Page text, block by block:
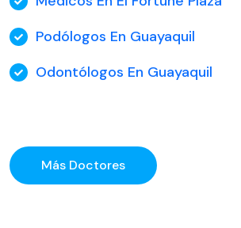
Podólogos En Guayaquil
Odontólogos En Guayaquil
Más Doctores